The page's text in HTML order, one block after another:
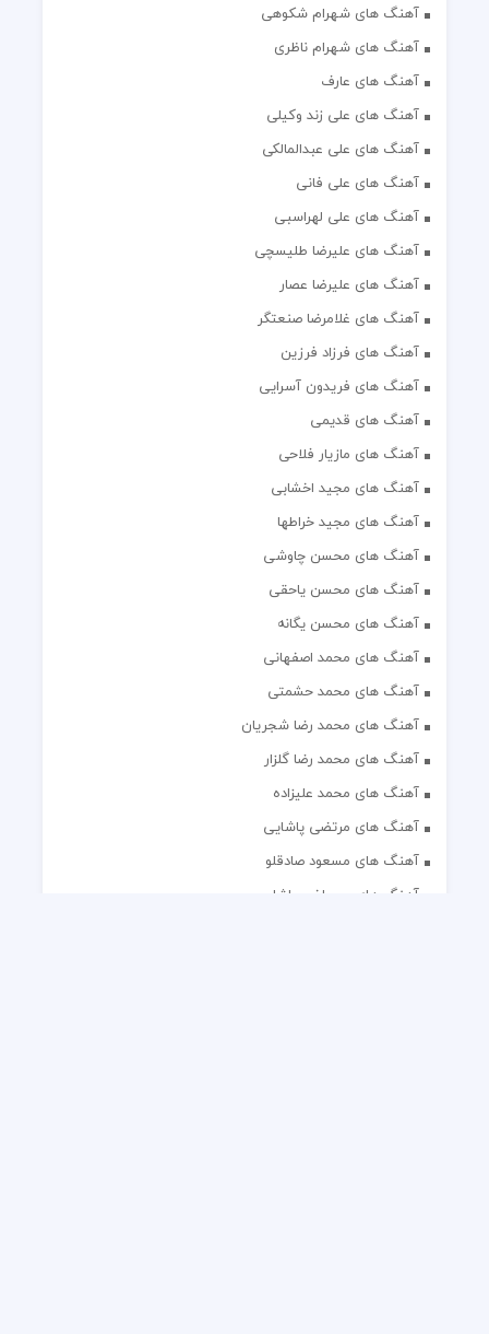
آهنگ های شهرام شکوهی
آهنگ های شهرام ناظری
آهنگ های عارف
آهنگ های علی زند وکیلی
آهنگ های علی عبدالمالکی
آهنگ های علی فانی
آهنگ های علی لهراسبی
آهنگ های علیرضا طلیسچی
آهنگ های علیرضا عصار
آهنگ های غلامرضا صنعتگر
آهنگ های فرزاد فرزین
آهنگ های فریدون آسرایی
آهنگ های قدیمی
آهنگ های مازیار فلاحی
آهنگ های مجید اخشابی
آهنگ های مجید خراطها
آهنگ های محسن چاوشی
آهنگ های محسن یاحقی
آهنگ های محسن یگانه
آهنگ های محمد اصفهانی
آهنگ های محمد حشمتی
آهنگ های محمد رضا شجریان
آهنگ های محمد رضا گلزار
آهنگ های محمد علیزاده
آهنگ های مرتضی پاشایی
آهنگ های مسعود صادقلو
آهنگ های مصطفی پاشایی